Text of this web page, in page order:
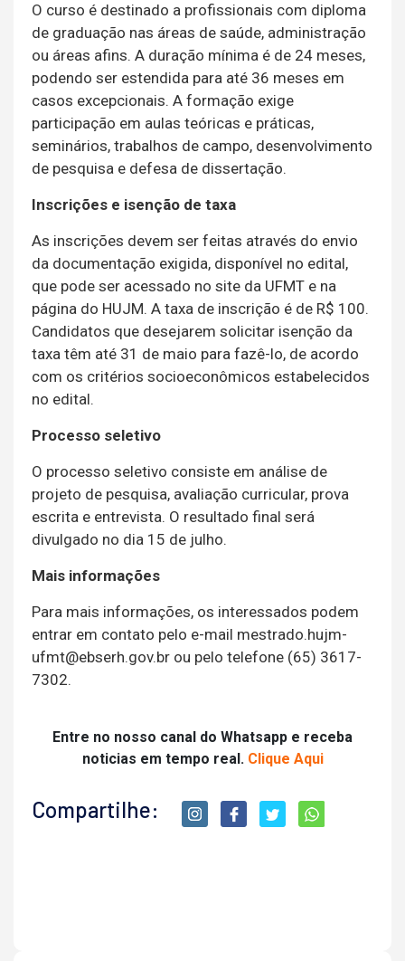
O curso é destinado a profissionais com diploma
de graduação nas áreas de saúde, administração
ou áreas afins. A duração mínima é de 24 meses,
podendo ser estendida para até 36 meses em
casos excepcionais. A formação exige
participação em aulas teóricas e práticas,
seminários, trabalhos de campo, desenvolvimento
de pesquisa e defesa de dissertação.
Inscrições e isenção de taxa
As inscrições devem ser feitas através do envio
da documentação exigida, disponível no edital,
que pode ser acessado no site da UFMT e na
página do HUJM. A taxa de inscrição é de R$ 100.
Candidatos que desejarem solicitar isenção da
taxa têm até 31 de maio para fazê-lo, de acordo
com os critérios socioeconômicos estabelecidos
no edital.
Processo seletivo
O processo seletivo consiste em análise de
projeto de pesquisa, avaliação curricular, prova
escrita e entrevista. O resultado final será
divulgado no dia 15 de julho.
Mais informações
Para mais informações, os interessados podem
entrar em contato pelo e-mail mestrado.hujm-
ufmt@ebserh.gov.br ou pelo telefone (65) 3617-
7302.
Entre no nosso canal do Whatsapp e receba
noticias em tempo real. Clique Aqui
Compartilhe: